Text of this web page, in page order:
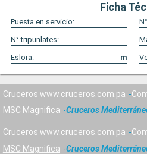
Ficha
Puesta en servicio:
N° tripunlates:
Eslora:
m
Cruceros www.cruceros.com.pa
MSC Magnifica
Cruceros
Cruceros www.cruceros.com.pa
MSC Magnifica
Cruceros